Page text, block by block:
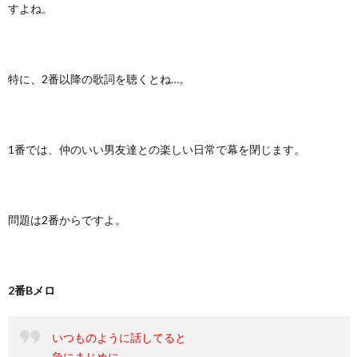
すよね。
特に、2番以降の歌詞を聴くとね…。
1番では、仲のいい男友達との楽しい日常で幕を閉じます。
問題は2番からですよ。
2番Bメロ
いつものように話してると